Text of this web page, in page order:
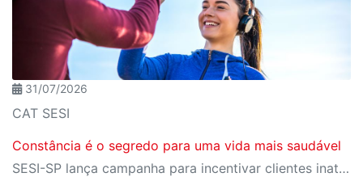
31/07/2026
CAT SESI
Constância é o segredo para uma vida mais saudável
SESI-SP lança campanha para incentivar clientes inativos a retomarem a prática de atividades físicas, esporte e lazer com benefícios exclusivos